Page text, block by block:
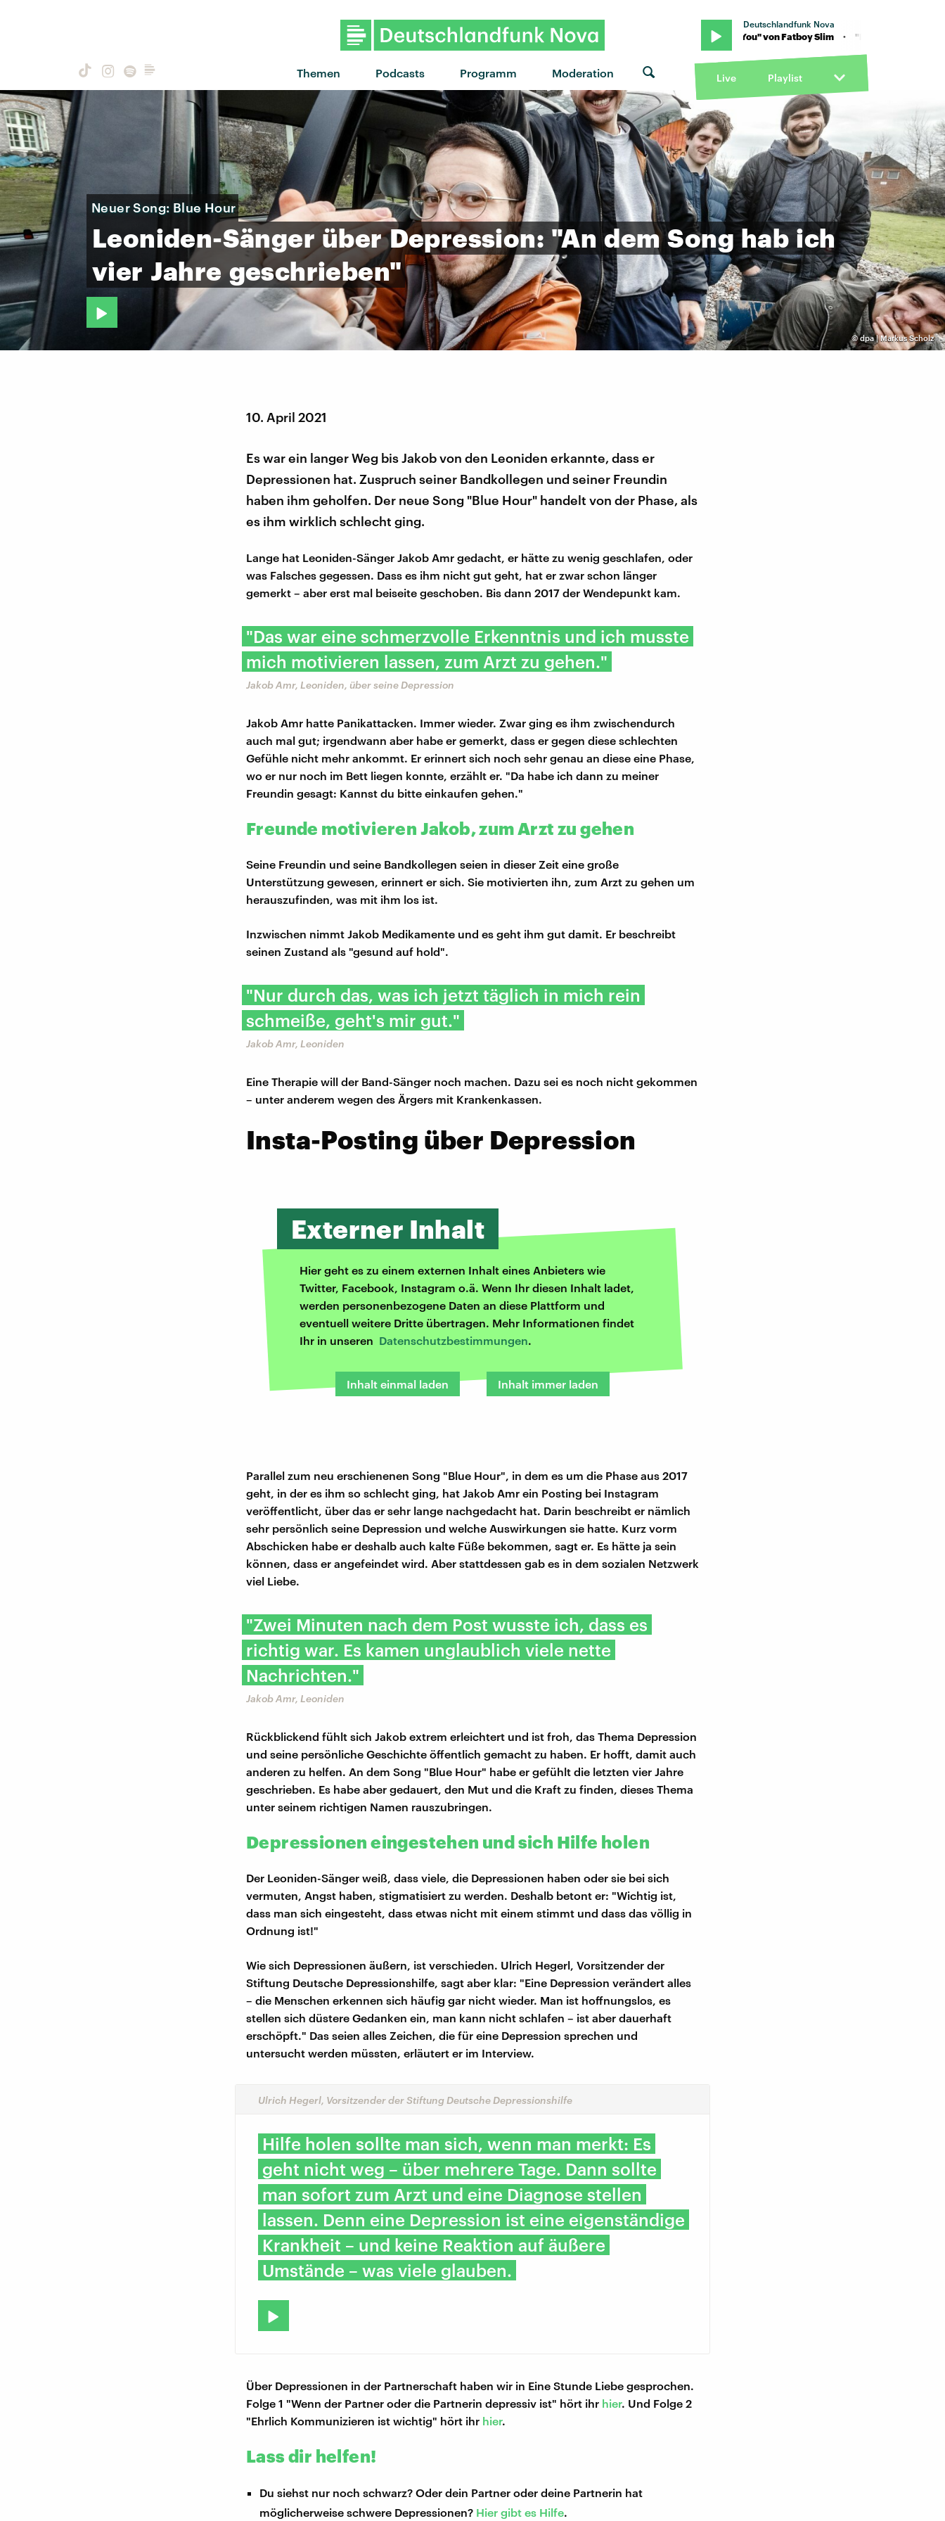
Themen Podcasts Programm Moderation
Deutschlandfunk Nova
"Praise You" von Fatboy Slim · "Praise You" von Fatboy Slim · "Praise You" von Fatboy Slim
Live Playlist
©dpa | Markus Scholz
Neuer Song: Blue Hour
Leoniden-Sänger über Depression: "An dem Song hab ich
vier Jahre geschrieben"
10. April 2021
Es war ein langer Weg bis Jakob von den Leoniden erkannte, dass er
Depressionen hat. Zuspruch seiner Bandkollegen und seiner Freundin
haben ihm geholfen. Der neue Song "Blue Hour" handelt von der Phase, als
es ihm wirklich schlecht ging.
Lange hat Leoniden-Sänger Jakob Amr gedacht, er hätte zu wenig geschlafen, oder
was Falsches gegessen. Dass es ihm nicht gut geht, hat er zwar schon länger
gemerkt – aber erst mal beiseite geschoben. Bis dann 2017 der Wendepunkt kam.
"Das war eine schmerzvolle Erkenntnis und ich musste
mich motivieren lassen, zum Arzt zu gehen."
Jakob Amr, Leoniden, über seine Depression
Jakob Amr hatte Panikattacken. Immer wieder. Zwar ging es ihm zwischendurch
auch mal gut; irgendwann aber habe er gemerkt, dass er gegen diese schlechten
Gefühle nicht mehr ankommt. Er erinnert sich noch sehr genau an diese eine Phase,
wo er nur noch im Bett liegen konnte, erzählt er. "Da habe ich dann zu meiner
Freundin gesagt: Kannst du bitte einkaufen gehen."
Freunde motivieren Jakob, zum Arzt zu gehen
Seine Freundin und seine Bandkollegen seien in dieser Zeit eine große
Unterstützung gewesen, erinnert er sich. Sie motivierten ihn, zum Arzt zu gehen um
herauszufinden, was mit ihm los ist.
Inzwischen nimmt Jakob Medikamente und es geht ihm gut damit. Er beschreibt
seinen Zustand als "gesund auf hold".
"Nur durch das, was ich jetzt täglich in mich rein
schmeiße, geht's mir gut."
Jakob Amr, Leoniden
Eine Therapie will der Band-Sänger noch machen. Dazu sei es noch nicht gekommen
– unter anderem wegen des Ärgers mit Krankenkassen.
Insta-Posting über Depression
Externer Inhalt
Hier geht es zu einem externen Inhalt eines Anbieters wie
Twitter, Facebook, Instagram o.ä. Wenn Ihr diesen Inhalt ladet,
werden personenbezogene Daten an diese Plattform und
eventuell weitere Dritte übertragen. Mehr Informationen findet
Ihr in unseren Datenschutzbestimmungen.
Inhalt einmal laden Inhalt immer laden
Parallel zum neu erschienenen Song "Blue Hour", in dem es um die Phase aus 2017
geht, in der es ihm so schlecht ging, hat Jakob Amr ein Posting bei Instagram
veröffentlicht, über das er sehr lange nachgedacht hat. Darin beschreibt er nämlich
sehr persönlich seine Depression und welche Auswirkungen sie hatte. Kurz vorm
Abschicken habe er deshalb auch kalte Füße bekommen, sagt er. Es hätte ja sein
können, dass er angefeindet wird. Aber stattdessen gab es in dem sozialen Netzwerk
viel Liebe.
"Zwei Minuten nach dem Post wusste ich, dass es
richtig war. Es kamen unglaublich viele nette
Nachrichten."
Jakob Amr, Leoniden
Rückblickend fühlt sich Jakob extrem erleichtert und ist froh, das Thema Depression
und seine persönliche Geschichte öffentlich gemacht zu haben. Er hofft, damit auch
anderen zu helfen. An dem Song "Blue Hour" habe er gefühlt die letzten vier Jahre
geschrieben. Es habe aber gedauert, den Mut und die Kraft zu finden, dieses Thema
unter seinem richtigen Namen rauszubringen.
Depressionen eingestehen und sich Hilfe holen
Der Leoniden-Sänger weiß, dass viele, die Depressionen haben oder sie bei sich
vermuten, Angst haben, stigmatisiert zu werden. Deshalb betont er: "Wichtig ist,
dass man sich eingesteht, dass etwas nicht mit einem stimmt und dass das völlig in
Ordnung ist!"
Wie sich Depressionen äußern, ist verschieden. Ulrich Hegerl, Vorsitzender der
Stiftung Deutsche Depressionshilfe, sagt aber klar: "Eine Depression verändert alles
– die Menschen erkennen sich häufig gar nicht wieder. Man ist hoffnungslos, es
stellen sich düstere Gedanken ein, man kann nicht schlafen – ist aber dauerhaft
erschöpft." Das seien alles Zeichen, die für eine Depression sprechen und
untersucht werden müssten, erläutert er im Interview.
Ulrich Hegerl, Vorsitzender der Stiftung Deutsche Depressionshilfe
Hilfe holen sollte man sich, wenn man merkt: Es
geht nicht weg – über mehrere Tage. Dann sollte
man sofort zum Arzt und eine Diagnose stellen
lassen. Denn eine Depression ist eine eigenständige
Krankheit – und keine Reaktion auf äußere
Umstände – was viele glauben.
Über Depressionen in der Partnerschaft haben wir in Eine Stunde Liebe gesprochen.
Folge 1 "Wenn der Partner oder die Partnerin depressiv ist" hört ihr hier. Und Folge 2
"Ehrlich Kommunizieren ist wichtig" hört ihr hier.
Lass dir helfen!
Du siehst nur noch schwarz? Oder dein Partner oder deine Partnerin hat
möglicherweise schwere Depressionen? Hier gibt es Hilfe.